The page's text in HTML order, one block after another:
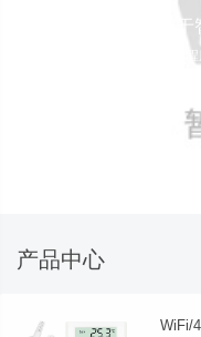
致力
全流
产品中心
WiFi/